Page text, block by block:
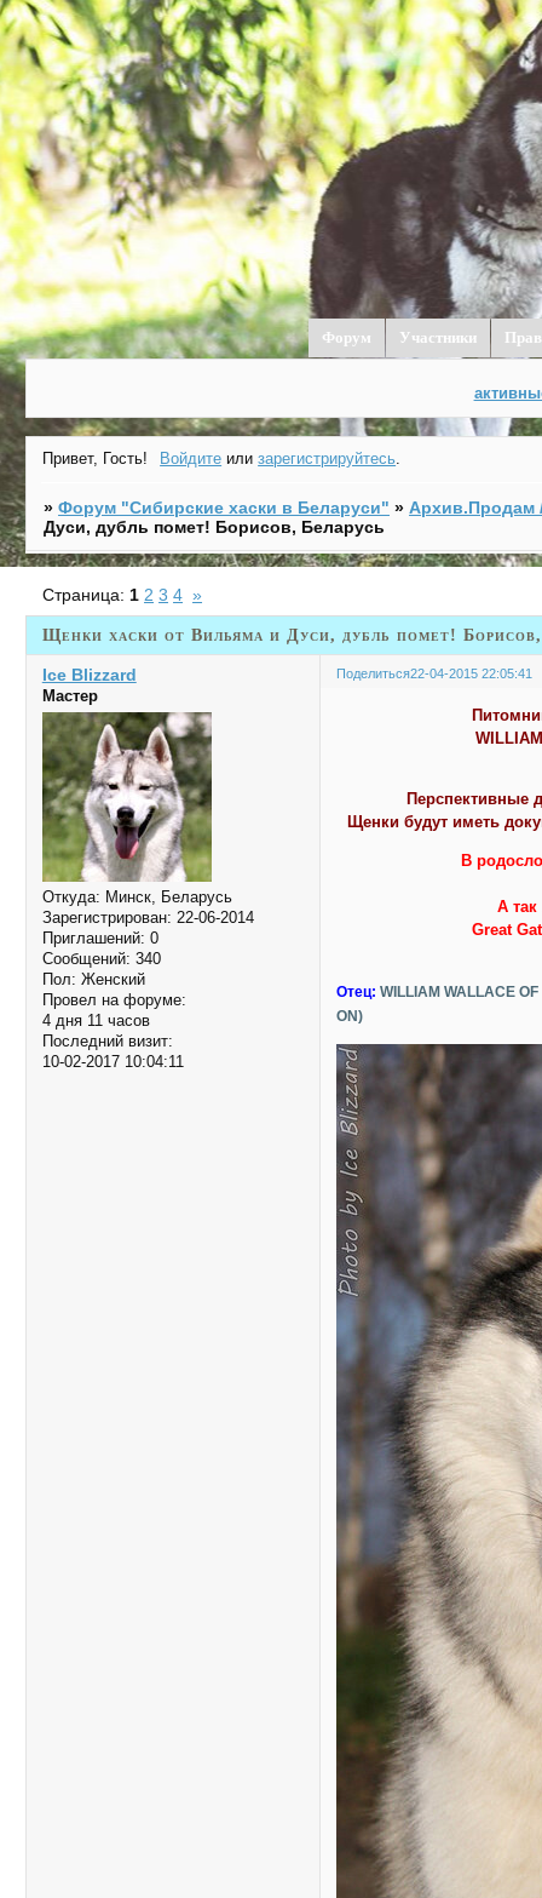
Форум Участники
Привет, Гость! Войдите илизарегистрируйтесь.
»Форум "Cибирские хаски в Беларуси" »Архив.Продам
Дуси, дубль помет! Борисов, Беларусь
Щенки хаски от Вильяма и Дуси, дубль помет! Борисов,
Страница: 1 2 3 4 »
Поделиться22-04-2015 22:05:41
Ice Blizzard
Мастер
Откуда: Минск, Беларусь
Зарегистрирован: 22-06-2014
Приглашений: 0
Сообщений: 340
Пол: Женский
Провел на форуме:
4 дня 11 часов
Последний визит:
10-02-2017 10:04:11
Перспективные
Щенки будут иметь
В
А так
Great
Отец:WILLIAM WALLACE
ON)